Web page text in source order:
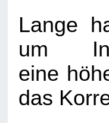
Lange
um
eine
das